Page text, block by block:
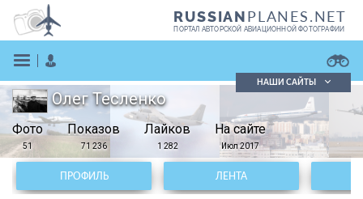
RUSSIANPLANES.NET
ПОРТАЛ АВТОРСКОЙ АВИАЦИОННОЙ ФОТОГРАФИИ
Поиск фотографий
Поиск в реестре
Кратко
Подробно
НАШИ САЙТЫ
Олег Тесленко
Фото
51
Показов
71 236
Лайков
1 282
На сайте
Июл 2017
ПРОФИЛЬ ЛЕНТА